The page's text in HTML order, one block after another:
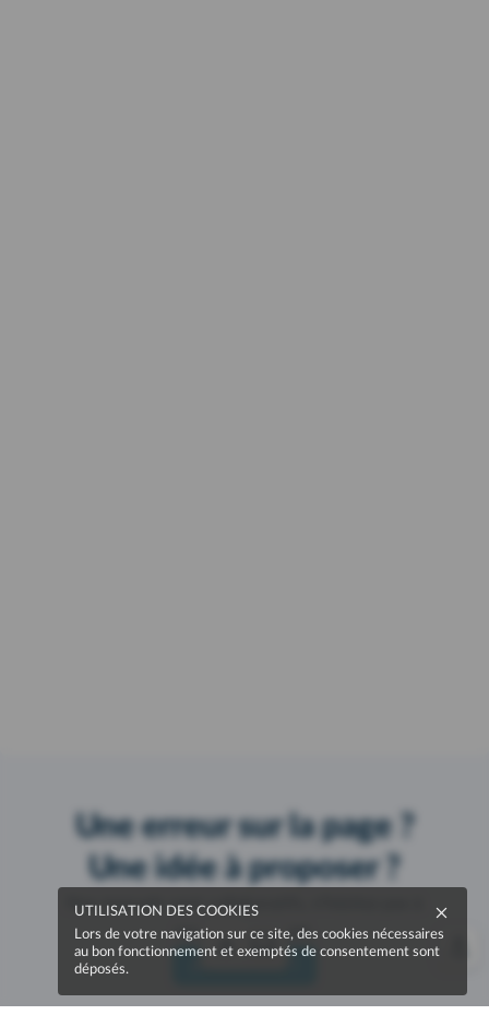
Une erreur sur la page ?
Une idée à proposer ?
Nos manuels sont collaboratifs, n'hésitez pas à
nous en faire part.
UTILISATION DES COOKIES
Lors de votre navigation sur ce site, des cookies nécessaires
au bon fonctionnement et exemptés de consentement sont
déposés.